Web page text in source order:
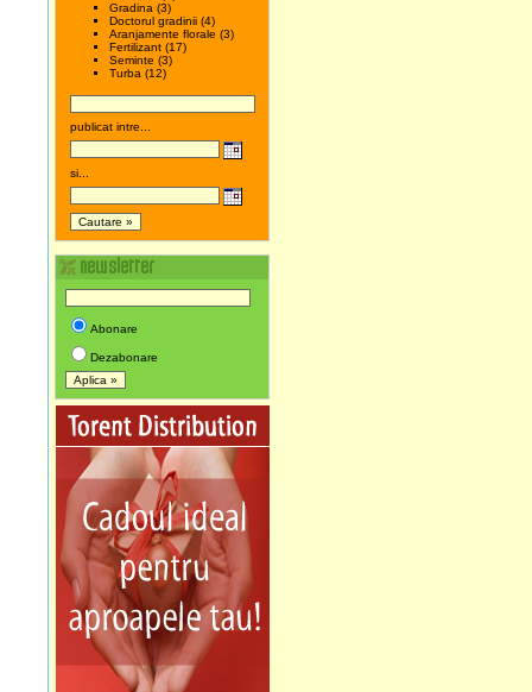
Gradina (3)
Doctorul gradinii (4)
Aranjamente florale (3)
Fertilizant (17)
Seminte (3)
Turba (12)
publicat intre...
si...
Abonare
Dezabonare